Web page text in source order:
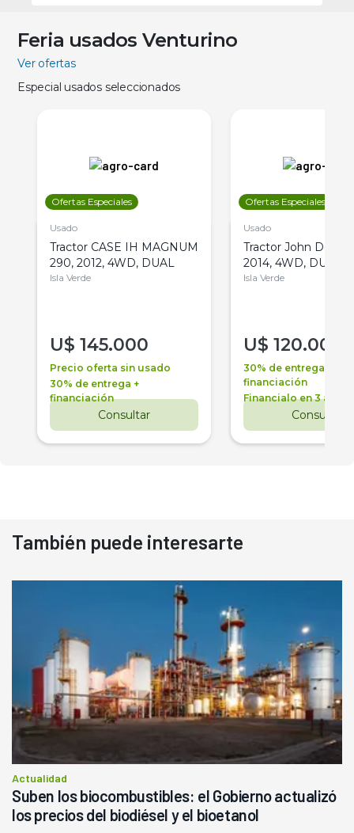
Feria usados Venturino
Ver ofertas
Especial usados seleccionados
Ofertas Especiales
Usado
Tractor CASE IH MAGNUM
290, 2012, 4WD, DUAL
Isla Verde
U$ 145.000
Precio oferta sin usado
30% de entrega +
financiación
Consultar
Ofertas Especiales
Usado
Tractor John Deere
2014, 4WD, DUAL
Isla Verde
U$ 120.000
30% de entrega +
financiación
Financialo en 3 años
Consultar
También puede interesarte
Actualidad
Suben los biocombustibles: el Gobierno actualizó
los precios del biodiésel y el bioetanol